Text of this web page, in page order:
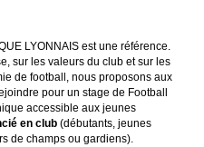
LYONNAIS est une référence.
sur les valeurs du club et sur les
de football, nous proposons aux
pour un stage de Football
accessible aux jeunes
en club (débutants, jeunes
de champs ou gardiens).